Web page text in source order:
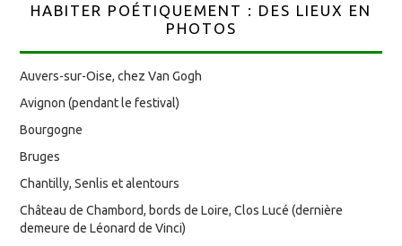
HABITER POÉTIQUEMENT : DES LIEUX EN
PHOTOS
Auvers-sur-Oise, chez Van Gogh
Avignon (pendant le festival)
Bourgogne
Bruges
Chantilly, Senlis et alentours
Château de Chambord, bords de Loire, Clos Lucé (dernière
demeure de Léonard de Vinci)